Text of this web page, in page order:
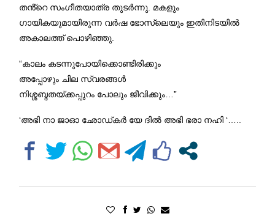
തൻ്റെ സംഗീതയാത്ര തുടർന്നു. മകളും
ഗായികയുമായിരുന്ന വർഷ ഭോസ്ലെയും ഇതിനിടയിൽ
അകാലത്ത് പൊഴിഞ്ഞു.
“കാലം കടന്നുപോയിക്കൊണ്ടിരിക്കും
അപ്പോഴും ചില സ്വരങ്ങൾ
നിശ്ശബ്ദതയ്ക്കപ്പുറം പോലും ജീവിക്കും…”
‘അഭി നാ ജാഓ ഛോഡ്കർ യേ ദിൽ അഭി ഭരാ നഹി ‘…..